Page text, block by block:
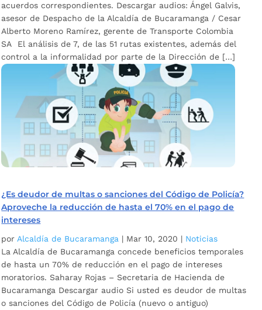
acuerdos correspondientes. Descargar audios: Ángel Galvis,
asesor de Despacho de la Alcaldía de Bucaramanga / Cesar
Alberto Moreno Ramírez, gerente de Transporte Colombia
SA El análisis de 7, de las 51 rutas existentes, además del
control a la informalidad por parte de la Dirección de […]
¿Es deudor de multas o sanciones del Código de Policía?
Aproveche la reducción de hasta el 70% en el pago de
intereses
por Alcaldía de Bucaramanga | Mar 10, 2020 | Noticias
La Alcaldía de Bucaramanga concede beneficios temporales
de hasta un 70% de reducción en el pago de intereses
moratorios. Saharay Rojas – Secretaria de Hacienda de
Bucaramanga Descargar audio Si usted es deudor de multas
o sanciones del Código de Policía (nuevo o antiguo)